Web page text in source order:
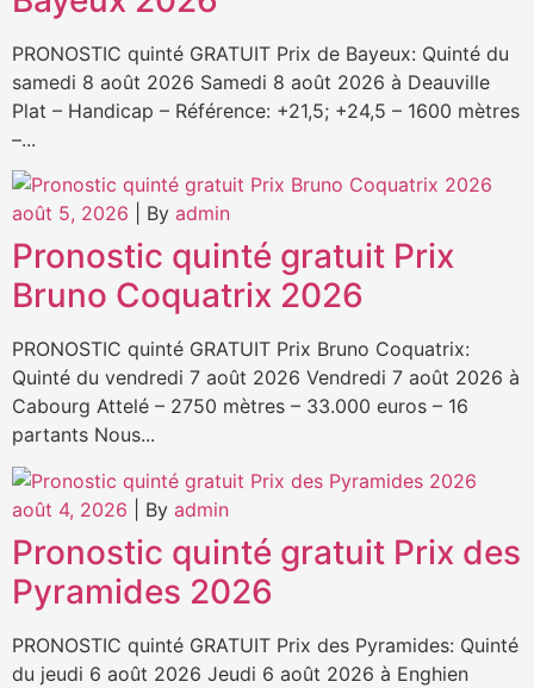
PRONOSTIC quinté GRATUIT Prix de Bayeux: Quinté du
samedi 8 août 2026 Samedi 8 août 2026 à Deauville
Plat – Handicap – Référence: +21,5; +24,5 – 1600 mètres
–...
août 5, 2026 By admin
Pronostic quinté gratuit Prix
Bruno Coquatrix 2026
PRONOSTIC quinté GRATUIT Prix Bruno Coquatrix:
Quinté du vendredi 7 août 2026 Vendredi 7 août 2026 à
Cabourg Attelé – 2750 mètres – 33.000 euros – 16
partants Nous...
août 4, 2026 By admin
Pronostic quinté gratuit Prix des
Pyramides 2026
PRONOSTIC quinté GRATUIT Prix des Pyramides: Quinté
du jeudi 6 août 2026 Jeudi 6 août 2026 à Enghien